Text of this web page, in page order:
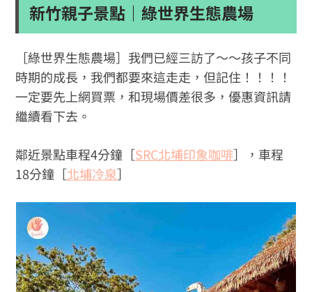
新竹親子景點｜綠世界生態農場
［綠世界生態農場］我們已經三訪了～～孩子不同
時期的成長，我們都要來這走走，但記住！！！！
一定要先上網買票，和現場價差很多，優惠資訊請
繼續看下去。
鄰近景點車程4分鐘［SRC北埔印象咖啡］，車程
18分鐘［北埔冷泉］